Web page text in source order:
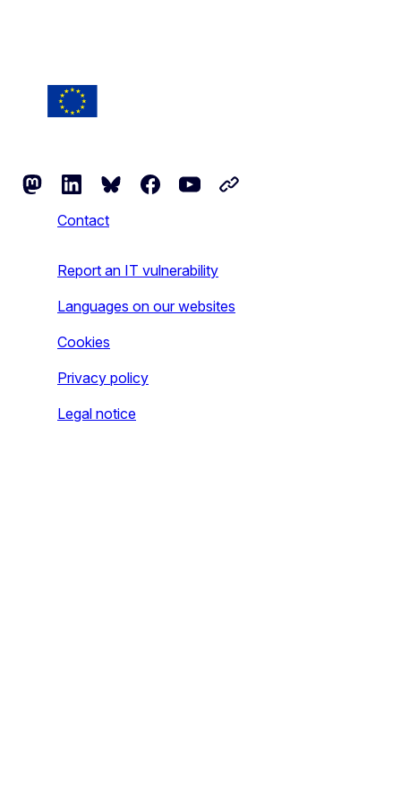
MastodonLinkedInBlueskyFacebookYoutubeOther networks
Contact
Report an IT vulnerability
Languages on our websites
Cookies
Privacy policy
Legal notice